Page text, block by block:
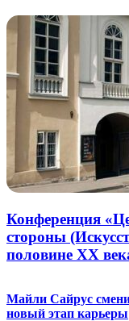
Конференция
стороны
половине XX
Майли Сайрус
новый этап карьеры